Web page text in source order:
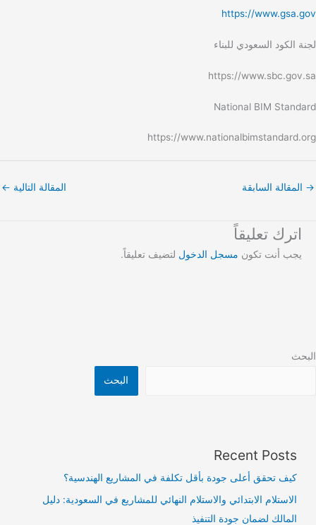
https://www.gsa.gov
لجنة الكود السعودي للبناء
https://www.sbc.gov.sa
National BIM Standard
https://www.nationalbimstandard.org
→ المقالة السابقة المقالة التالية ←
اترك تعليقاً
يجب أنت تكون مسجل الدخول لتضيف تعليقاً.
البحث
البحث
Recent Posts
كيف تحقق أعلى جودة بأقل تكلفة في المشاريع الهندسية؟
الاستلام الابتدائي والاستلام النهائي للمشاريع في السعودية: دليل
المالك لضمان جودة التنفيذ